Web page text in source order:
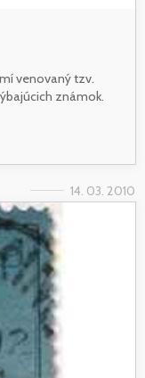
venovaný tzv.
známok.
14. 03. 2010